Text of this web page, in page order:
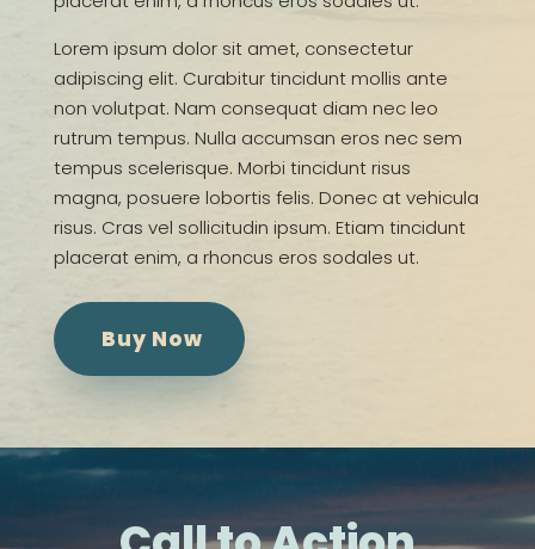
Lorem ipsum dolor sit amet, consectetur
adipiscing elit. Curabitur tincidunt mollis ante
non volutpat. Nam consequat diam nec leo
rutrum tempus. Nulla accumsan eros nec sem
tempus scelerisque. Morbi tincidunt risus
magna, posuere lobortis felis. Donec at vehicula
risus. Cras vel sollicitudin ipsum. Etiam tincidunt
placerat enim, a rhoncus eros sodales ut.
Buy Now